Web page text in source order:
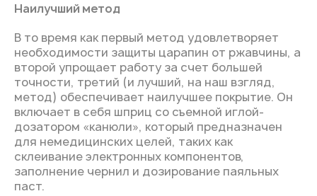
Наилучший метод
В то время как первый метод удовлетворяет
необходимости защиты царапин от ржавчины, а
второй упрощает работу за счет большей
точности, третий (и лучший, на наш взгляд,
метод) обеспечивает наилучшее покрытие. Он
включает в себя шприц со съемной иглой-
дозатором «канюли», который предназначен
для немедицинских целей, таких как
склеивание электронных компонентов,
заполнение чернил и дозирование паяльных
паст.